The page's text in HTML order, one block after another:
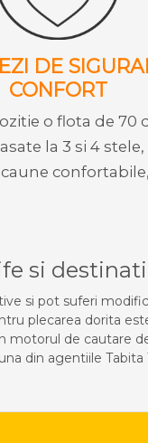
DE
CONFORT
o flota de 70
la 3 si 4
si
si pot suferi
plecarea dorita
motorul de cautare
din agentiile Tabita